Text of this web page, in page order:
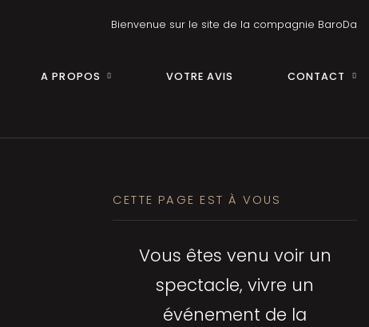
Bienvenue sur le site de la compagnie BaroDa
A PROPOS VOTRE AVIS CONTACT
CETTE PAGE EST À VOUS
Vous êtes venu voir un
spectacle, vivre un
événement de la